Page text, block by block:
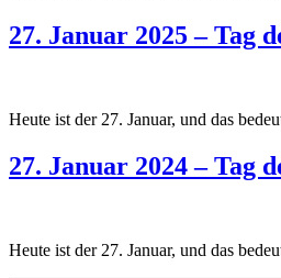
27. Januar 2025 – Tag
Heute ist der 27. Januar, und das
27. Januar 2024 – Tag
Heute ist der 27. Januar, und das